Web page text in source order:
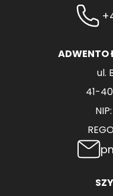
ADWENTO
ul.
41-